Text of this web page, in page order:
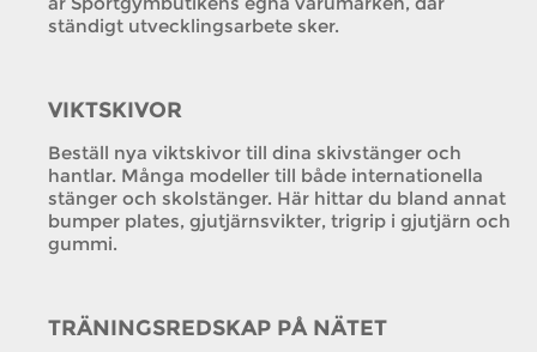
ständigt utvecklingsarbete sker.
VIKTSKIVOR
Beställ nya viktskivor till dina skivstänger och
hantlar. Många modeller till både internationella
stänger och skolstänger. Här hittar du bland annat
bumper plates, gjutjärnsvikter, trigrip i gjutjärn och
gummi.
TRÄNINGSREDSKAP PÅ NÄTET